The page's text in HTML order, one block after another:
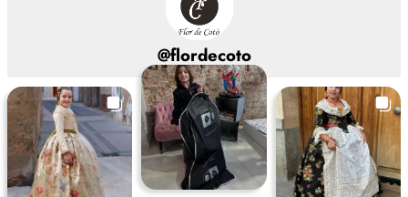
@flordecoto